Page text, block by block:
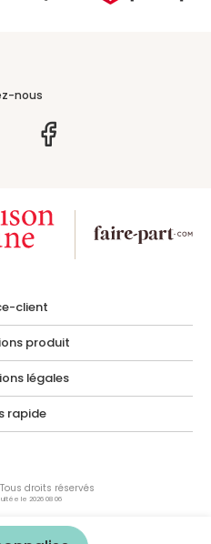
nous
client
produit
légales
rapide
droits réservés
le 2026 08 06
ou de tiers ayant autorisés Naissance.fr